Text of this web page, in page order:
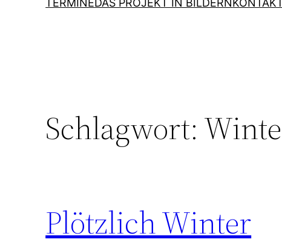
TERMINEDAS PROJEKT IN BILDERN KONTAKT
Schlagwort:
Plötzlich Winter